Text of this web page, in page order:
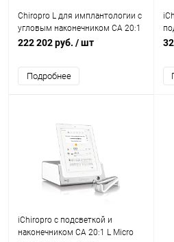
Chiropro L для имплантологии с
угловым наконечником CA 20:1
L, с подсветкой
222 202 руб. / шт
Подробнее
iChiropro с подсветкой и
наконечником CA 20:1 L Micro